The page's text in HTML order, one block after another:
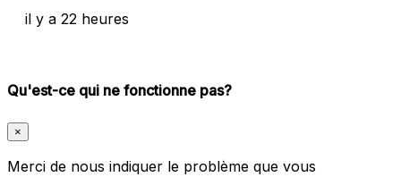
il y a 22 heures
Qu'est-ce qui ne fonctionne pas?
×
Merci de nous indiquer le problème que vous